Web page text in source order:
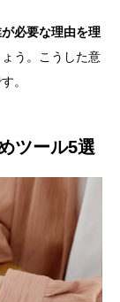
必要な理由を理
う。こうした意
。
ツール5選